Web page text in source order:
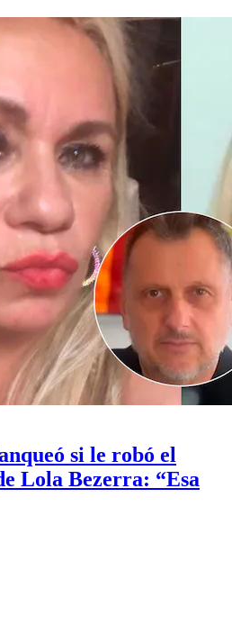
si le robó el
Lola Bezerra: “Esa